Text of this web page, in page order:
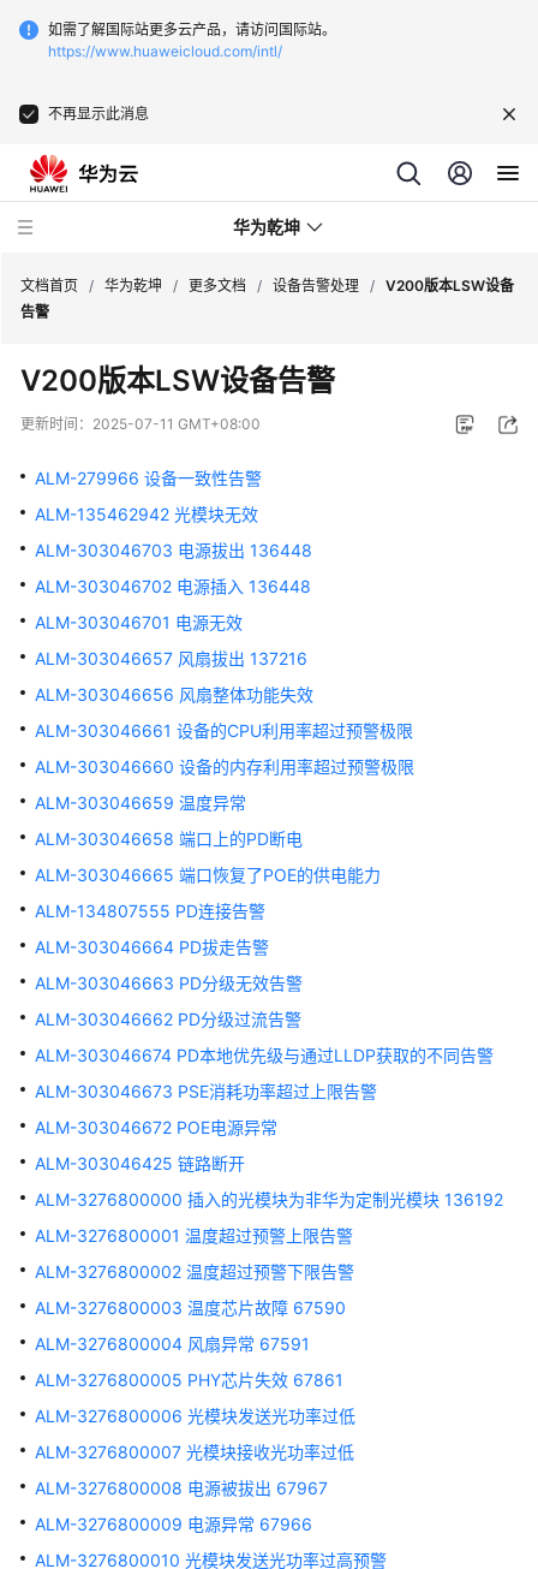
如需了解国际站更多云产品，请访问国际站。
https://www.huaweicloud.com/intl/
不再显示此消息
华为乾坤
全
云
务
云
管
理
络
华
乾
坤
决
方
案
华
为
乾
APP
华
乾
坤-
租
公
共
操
华
为
坤-
MSP
作
文档首页 / 华为乾坤 / 更多文档 / 设备告警处理 / V200版本LSW设备
告警
V200版本LSW设备告警
更新时间： 2025-07-11 GMT+08:00
ALM-279966 设备一致性告警
ALM-135462942 光模块无效
ALM-303046703 电源拔出 136448
ALM-303046702 电源插入 136448
ALM-303046701 电源无效
ALM-303046657 风扇拔出 137216
ALM-303046656 风扇整体功能失效
ALM-303046661 设备的CPU利用率超过预警极限
ALM-303046660 设备的内存利用率超过预警极限
ALM-303046659 温度异常
ALM-303046658 端口上的PD断电
ALM-303046665 端口恢复了POE的供电能力
ALM-134807555 PD连接告警
ALM-303046664 PD拔走告警
ALM-303046663 PD分级无效告警
ALM-303046662 PD分级过流告警
ALM-303046674 PD本地优先级与通过LLDP获取的不同告警
ALM-303046673 PSE消耗功率超过上限告警
ALM-303046672 POE电源异常
ALM-303046425 链路断开
ALM-3276800000 插入的光模块为非华为定制光模块 136192
ALM-3276800001 温度超过预警上限告警
ALM-3276800002 温度超过预警下限告警
ALM-3276800003 温度芯片故障 67590
ALM-3276800004 风扇异常 67591
ALM-3276800005 PHY芯片失效 67861
ALM-3276800006 光模块发送光功率过低
ALM-3276800007 光模块接收光功率过低
ALM-3276800008 电源被拔出 67967
ALM-3276800009 电源异常 67966
ALM-3276800010 光模块发送光功率过高预警